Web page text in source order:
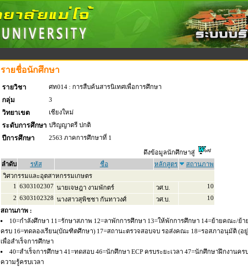
รายชื่อนักศึกษา
รายวิชา
ศท014 : การสืบค้นสารนิเทศเพื่อการศึกษา
กลุ่ม
3
วิทยาเขต
เชียงใหม่
ระดับการศึกษา ปริญญาตรี ปกติ
ปีการศึกษา
2563 ภาคการศึกษาที่ 1
ดึงข้อมูลนักศึกษาสู่
ลำดับ
รหัส ชื่อ หลักสูตร
สถานภาพ
วิศวกรรมและอุตสาหกรรมเกษตร
1 6303102307 นายเจษฎา งามพักตร์ วศ.บ.
10
2 6303102328 นางสาวสุพิชชา กันทาวงศ์ วศ.บ.
10
สถานภาพ :
10=กำลังศึกษา 11=รักษาสภาพ 12=ลาพักการศึกษา 13=ให้พักการศึกษา 14=ย้ายคณะ/ย้า
ครบ 16=ทดลองเรียน(บัณฑิตศึกษา) 17=สถานะตรวจสอบจบ รอส่งคณะ 18=รอสภาอนุมัติ (อ
เพื่อสำเร็จการศึกษา
40=สำเร็จการศึกษา 41=ทดสอบ 46=นักศึกษา ECP ครบระยะเวลา 47=นักศึกษาฝึกงานค
ความรู้ครบเวลา